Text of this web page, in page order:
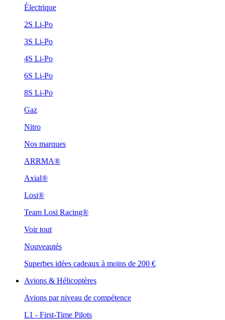
Électrique
2S Li-Po
3S Li-Po
4S Li-Po
6S Li-Po
8S Li-Po
Gaz
Nitro
Nos marques
ARRMA®
Axial®
Losi®
Team Losi Racing®
Voir tout
Nouveautés
Superbes idées cadeaux à moins de 200 €
Avions & Hélicoptères
Avions par niveau de compétence
L1 - First-Time Pilots